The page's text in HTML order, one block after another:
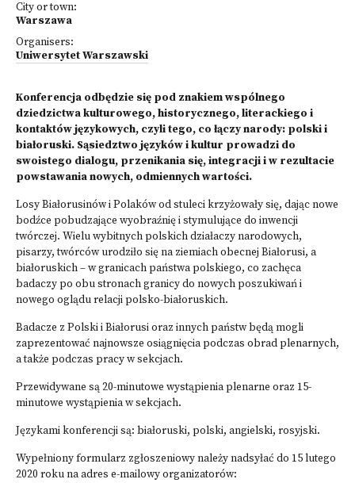
City or town:
Warszawa
Organisers:
Uniwersytet Warszawski
Konferencja odbędzie się pod znakiem wspólnego
dziedzictwa kulturowego, historycznego, literackiego i
kontaktów językowych, czyli tego, co łączy narody: polski i
białoruski. Sąsiedztwo języków i kultur prowadzi do
swoistego dialogu, przenikania się, integracji i w rezultacie
powstawania nowych, odmiennych wartości.
Losy Białorusinów i Polaków od stuleci krzyżowały się, dając nowe
bodźce pobudzające wyobraźnię i stymulujące do inwencji
twórczej. Wielu wybitnych polskich działaczy narodowych,
pisarzy, twórców urodziło się na ziemiach obecnej Białorusi, a
białoruskich – w granicach państwa polskiego, co zachęca
badaczy po obu stronach granicy do nowych poszukiwań i
nowego oglądu relacji polsko-białoruskich.
Badacze z Polski i Białorusi oraz innych państw będą mogli
zaprezentować najnowsze osiągnięcia podczas obrad plenarnych,
a także podczas pracy w sekcjach.
Przewidywane są 20-minutowe wystąpienia plenarne oraz 15-
minutowe wystąpienia w sekcjach.
Językami konferencji są: białoruski, polski, angielski, rosyjski.
Wypełniony formularz zgłoszeniowy należy nadsyłać do 15 lutego
2020 roku na adres e-mailowy organizatorów: